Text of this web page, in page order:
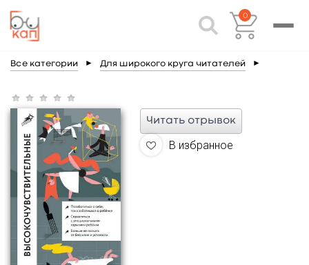
0
Все категории ► Для широкого круга читателей ►
Читать отрывок
В избранное